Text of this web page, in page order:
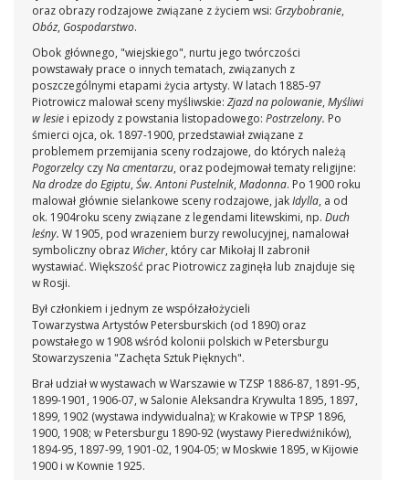
oraz obrazy rodzajowe związane z życiem wsi: Grzybobranie,
Obóz, Gospodarstwo.
Obok głównego, "wiejskiego", nurtu jego twórczości
powstawały prace o innych tematach, związanych z
poszczególnymi etapami życia artysty. W latach 1885-97
Piotrowicz malował sceny myśliwskie: Zjazd na polowanie, Myśliwi
w lesie i epizody z powstania listopadowego: Postrzelony. Po
śmierci ojca, ok. 1897-1900, przedstawiał związane z
problemem przemijania sceny rodzajowe, do których należą
Pogorzelcy czyNa cmentarzu, oraz podejmował tematy religijne:
Na drodze do Egiptu, Św. Antoni Pustelnik, Madonna. Po 1900 roku
malował głównie sielankowe sceny rodzajowe, jakIdylla, a od
ok. 1904roku sceny związane z legendami litewskimi, np. Duch
leśny. W 1905, pod wrazeniem burzy rewolucyjnej, namalował
symboliczny obraz Wicher, który car Mikołaj II zabronił
wystawiać. Większość prac Piotrowicz zaginęła lub znajduje się
w Rosji.
Był członkiem i jednym ze współzałożycieli
Towarzystwa Artystów Petersburskich (od 1890) oraz
powstałego w 1908 wśród kolonii polskich w Petersburgu
Stowarzyszenia "Zachęta Sztuk Pięknych".
Brał udział w wystawach w Warszawie w TZSP 1886-87, 1891-95,
1899-1901, 1906-07, w Salonie Aleksandra Krywulta 1895, 1897,
1899, 1902 (wystawa indywidualna); w Krakowie w TPSP 1896,
1900, 1908; w Petersburgu 1890-92 (wystawy Pieredwiźników),
1894-95, 1897-99, 1901-02, 1904-05; w Moskwie 1895, w Kijowie
1900 i w Kownie 1925.